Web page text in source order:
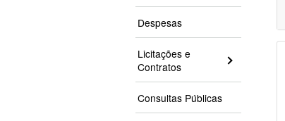
Despesas
Licitações e
Contratos
Consultas Públicas